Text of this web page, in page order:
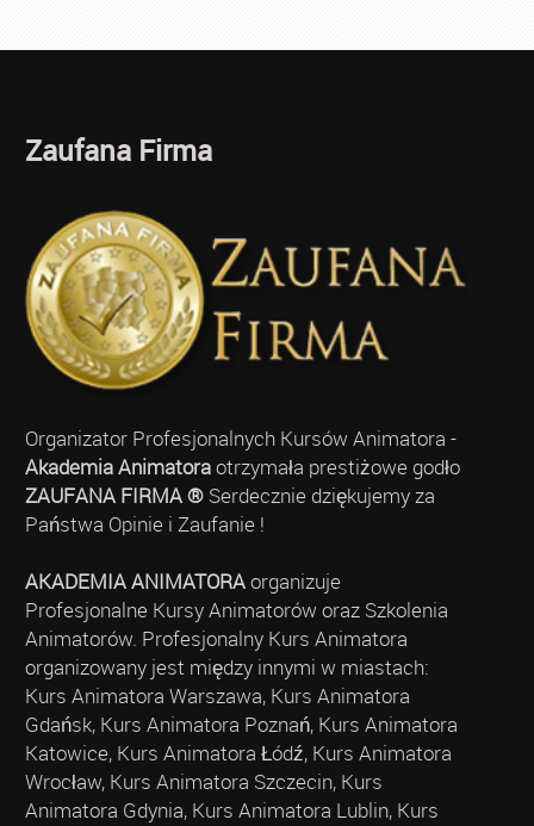
Zaufana Firma
Organizator Profesjonalnych Kursów Animatora -
Akademia Animatoraotrzymała prestiżowe godło
ZAUFANA FIRMA ®Serdecznie dziękujemy za
Państwa Opinie i Zaufanie !
AKADEMIA ANIMATORAorganizuje
Profesjonalne Kursy Animatorów oraz Szkolenia
Animatorów. Profesjonalny Kurs Animatora
organizowany jest między innymi w miastach:
Kurs Animatora Warszawa, Kurs Animatora
Gdańsk, Kurs Animatora Poznań, Kurs Animatora
Katowice, Kurs Animatora Łódź, Kurs Animatora
Wrocław, Kurs Animatora Szczecin, Kurs
Animatora Gdynia, Kurs Animatora Lublin, Kurs